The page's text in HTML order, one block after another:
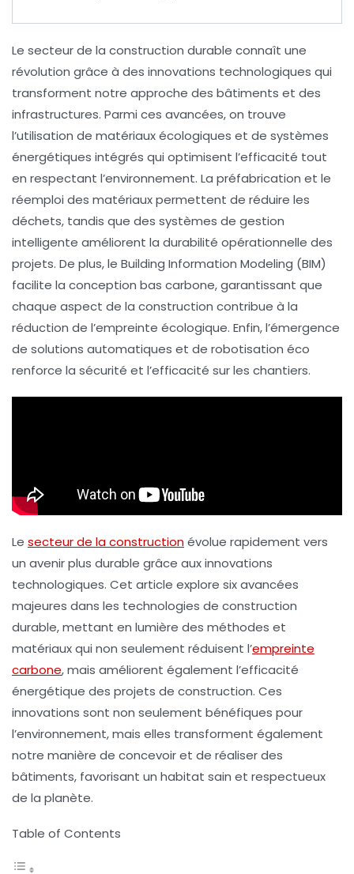
Le secteur de la construction durable connaît une
révolution grâce à des innovations technologiques qui
transforment notre approche des bâtiments et des
infrastructures. Parmi ces avancées, on trouve
l’utilisation de matériaux écologiques et de systèmes
énergétiques intégrés qui optimisent l’efficacité tout
en respectant l’environnement. La préfabrication et le
réemploi des matériauxpermettent de réduire les
déchets, tandis que des systèmes de gestion
intelligente améliorent la durabilité opérationnelle des
projets. De plus, le Building Information Modeling (BIM)
facilite la conception bas carbone, garantissant que
chaque aspect de la construction contribue à la
réduction de l’empreinte écologique. Enfin, l’émergence
de solutions automatiques et de robotisation éco
renforce la sécurité et l’efficacité sur les chantiers.
Le secteur de la constructionévolue rapidement vers
un avenir plus durable grâce aux innovations
technologiques. Cet article explore six avancées
majeures dans les technologies de construction
durable, mettant en lumière des méthodes et
matériaux qui non seulement réduisent l’empreinte
carbone, mais améliorent également l’efficacité
énergétique des projets de construction. Ces
innovations sont non seulement bénéfiques pour
l’environnement, mais elles transforment également
notre manière de concevoir et de réaliser des
bâtiments, favorisant un habitat sain et respectueux
de la planète.
Table of Contents